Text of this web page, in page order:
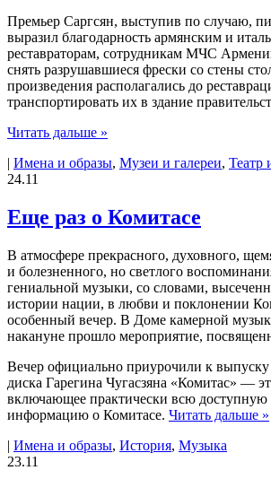
Премьер Саргсян, выступив по случаю,
выразил благодарность армянским и
реставраторам, сотрудникам МЧС
снять разрушавшиеся фрески со стены
произведения располагались до
транспортировать их в здание
Читать дальше »
| Имена и образы, Музеи и галереи, Театр
24.11
Еще раз о Комитасе
В атмосфере прекрасного, духовного,
и болезненного, но светлого
гениальной музыки, со словами,
истории нации, в любви и поклонении
особенный вечер. В Доме камерной
накануне прошло мероприятие,
Вечер официально приурочили к
диска Гарегина Чугасзяна «Комитас» —
включающее практически всю доступную
информацию о Комитасе. Читать дальше »
| Имена и образы, История, Музыка
23.11